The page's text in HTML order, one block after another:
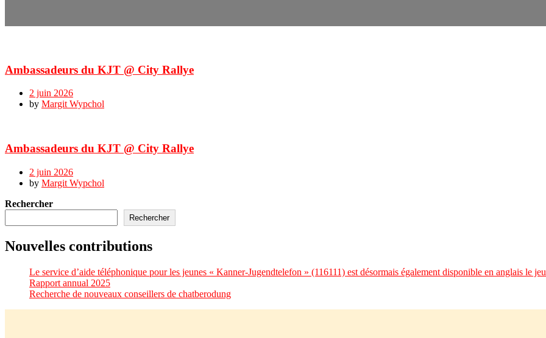
Ambassadeurs du KJT @ City Rallye
2 juin 2026
by Margit Wypchol
Ambassadeurs du KJT @ City Rallye
2 juin 2026
by Margit Wypchol
Rechercher
Rechercher
Nouvelles contributions
Le service d’aide téléphonique pour les jeunes « Kanner-Jugendtelefon » (116111) est désormais également disponible en anglais le
Rapport annual 2025
Recherche de nouveaux conseillers de chatberodung